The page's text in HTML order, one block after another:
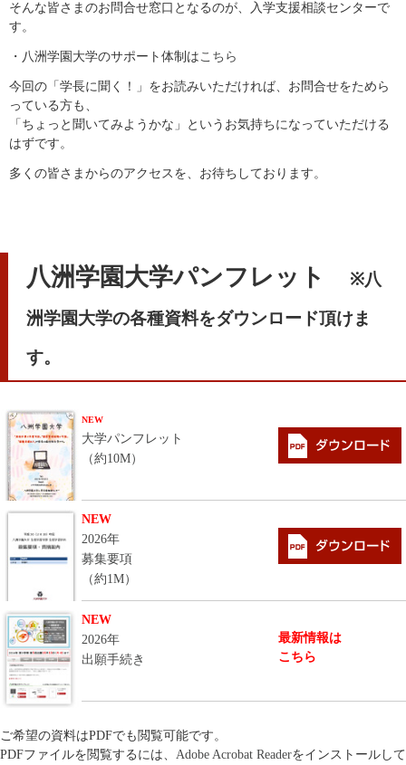
そんな皆さまのお問合せ窓口となるのが、入学支援相談センターで
す。
・八洲学園大学のサポート体制はこちら
今回の「学長に聞く！」をお読みいただければ、お問合せをためら
っている方も、
「ちょっと聞いてみようかな」というお気持ちになっていただける
はずです。
多くの皆さまからのアクセスを、お待ちしております。
八洲学園大学パンフレット ※八
洲学園大学の各種資料をダウンロード頂けま
す。
NEW
大学パンフレット
（約10M）
NEW
2026年
募集要項
（約1M）
NEW
2026年
出願手続き
最新情報は
こちら
ご希望の資料はPDFでも閲覧可能です。
PDFファイルを閲覧するには、 Adobe Acrobat Readerをインストールして